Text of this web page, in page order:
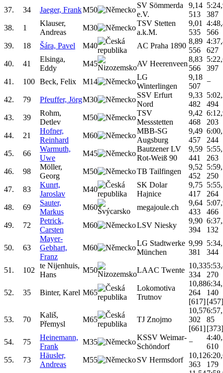
37.
34 Jaeger, FrankM50
SV Sömmerda
e.V.
9,14
513
387
38.
1
Klauser,
Andreas
M30
TSV Stetten
a.k.M.
9,01
535
566
39.
18 Šára, Pavel M40 AC Praha 1890
8,89
556
627
40.
41
Elsinga,
Eddy
M45 AV Heerenveen
8,83
566
397
41.
100 Beck, Felix M14
LG
Winterlingen
9,18
507
−
42. 79 Pfeuffer, JörgM30
SSV Erfurt
Nord
9,33
482
494
43.
39
Rohm,
Detlev
M50
TSV
Messstetten
9,42
468
203
44.
21
Hofner,
Reinhard
M60
MBB-SG
Augsburg
9,49
457
244
45.
66
Warmuth,
Uwe
M45
Bautzener LV
Rot-Weiß 90
9,59
441
263
46.
98
Möller,
Georg
M50 TB Tailfingen
9,52
452
250
47.
83
Kunrt,
Jaroslav
M40
SK Dolar
Hajnice
9,75
417
264
48.
69
Sauter,
Markus
M60 megajoule.ch
9,64
433
466
49.
72
Petrick,
Carsten
M60 LSV Niesky
9,90
394
132
50. 63
Mayer-
Gebhart,
Franz
M60
LG Stadtwerke
München
9,99
381
344
51. 102
te Nijenhuis,
Hans
M50 LAAC Twente
10,33
334
270
52. 35 Binter, Karel M65
Lokomotiva
Trutnov
10,88
264
[617]
140
[457]
53. 70
Kališ,
Přemysl
M65 TJ Znojmo
10,57
302
[661]
85
[373]
54.
75
Heinemann,
Frank
M35
KSSV Weimar-
Schöndorf
−
610
55.
73
Häusler,
Andreas
M55 SV Hermsdorf
10,12
363
179